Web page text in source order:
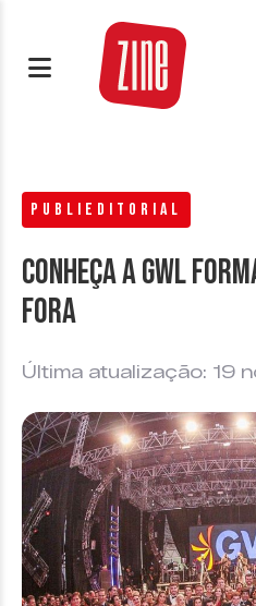
PUBLIEDITORIAL
Conheça a GWL
Fora
Última atualização: 19